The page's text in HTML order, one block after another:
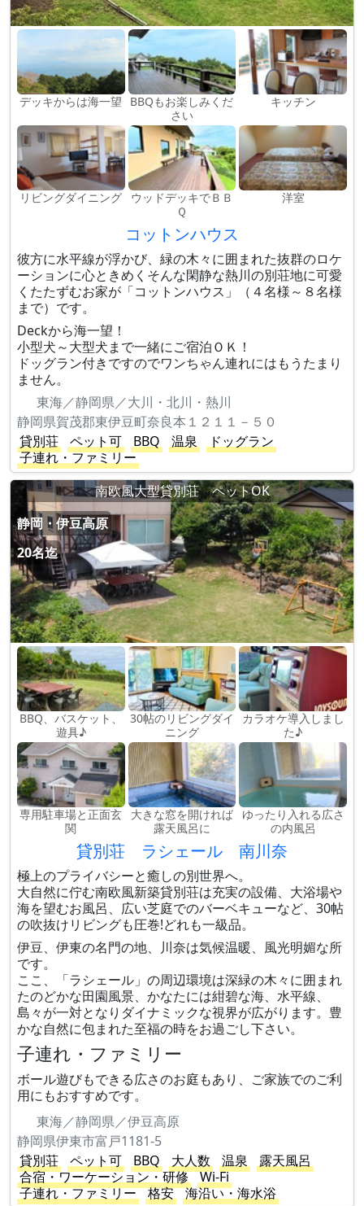
デッキからは海一望
BBQもお楽しみくだ
さい
キッチン
リビングダイニング
ウッドデッキでＢＢ
Ｑ
洋室
コットンハウス
彼方に水平線が浮かび、緑の木々に囲まれた抜群のロケ
ーションに心ときめくそんな閑静な熱川の別荘地に可愛
くたたずむお家が「コットンハウス」（４名様～８名様
まで）です。
Deckから海一望！
小型犬～大型犬まで一緒にご宿泊ＯＫ！
ドッグラン付きですのでワンちゃん連れにはもうたまり
ません。
東海／静岡県／大川・北川・熱川
静岡県賀茂郡東伊豆町奈良本１２１１－５０
貸別荘
ペット可 BBQ 温泉
ドッグラン
子連れ・ファミリー
南欧風大型貸別荘 ペットOK
静岡・伊豆高原
20名迄
BBQ、バスケット、
遊具♪
30帖のリビングダイ
ニング
カラオケ導入しまし
た♪
専用駐車場と正面玄
関
大きな窓を開ければ
露天風呂に
ゆったり入れる広さ
の内風呂
貸別荘 ラシェール 南川奈
極上のプライバシーと癒しの別世界へ。
大自然に佇む南欧風新築貸別荘は充実の設備、大浴場や
海を望むお風呂、広い芝庭でのバーベキューなど、30帖
の吹抜けリビングも圧巻!どれも一級品。
伊豆、伊東の名門の地、川奈は気候温暖、風光明媚な所
です。
ここ、「ラシェール」の周辺環境は深緑の木々に囲まれ
たのどかな田園風景、かなたには紺碧な海、水平線、
島々が一対となりダイナミックな視界が広がります。豊
かな自然に包まれた至福の時をお過ごし下さい。
子連れ・ファミリー
ボール遊びもできる広さのお庭もあり、ご家族でのご利
用にもおすすめです。
東海／静岡県／伊豆高原
静岡県伊東市富戸1181-5
貸別荘
ペット可 BBQ 大人数 温泉
露天風呂
合宿・ワーケーション・研修
Wi-Fi
子連れ・ファミリー
格安
海沿い・海水浴